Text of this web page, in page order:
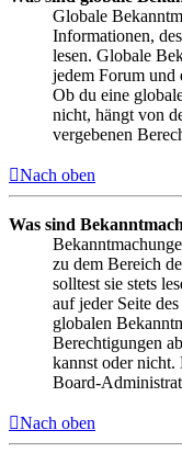
Globale
Informationen,
lesen. Globale
jedem Forum und
Ob du eine
nicht, hängt von
vergebenen
Nach oben
Was sind
zu dem Bereich
solltest sie stets
auf jeder Seite
globalen
Berechtigungen
kannst oder
Board-
Nach oben